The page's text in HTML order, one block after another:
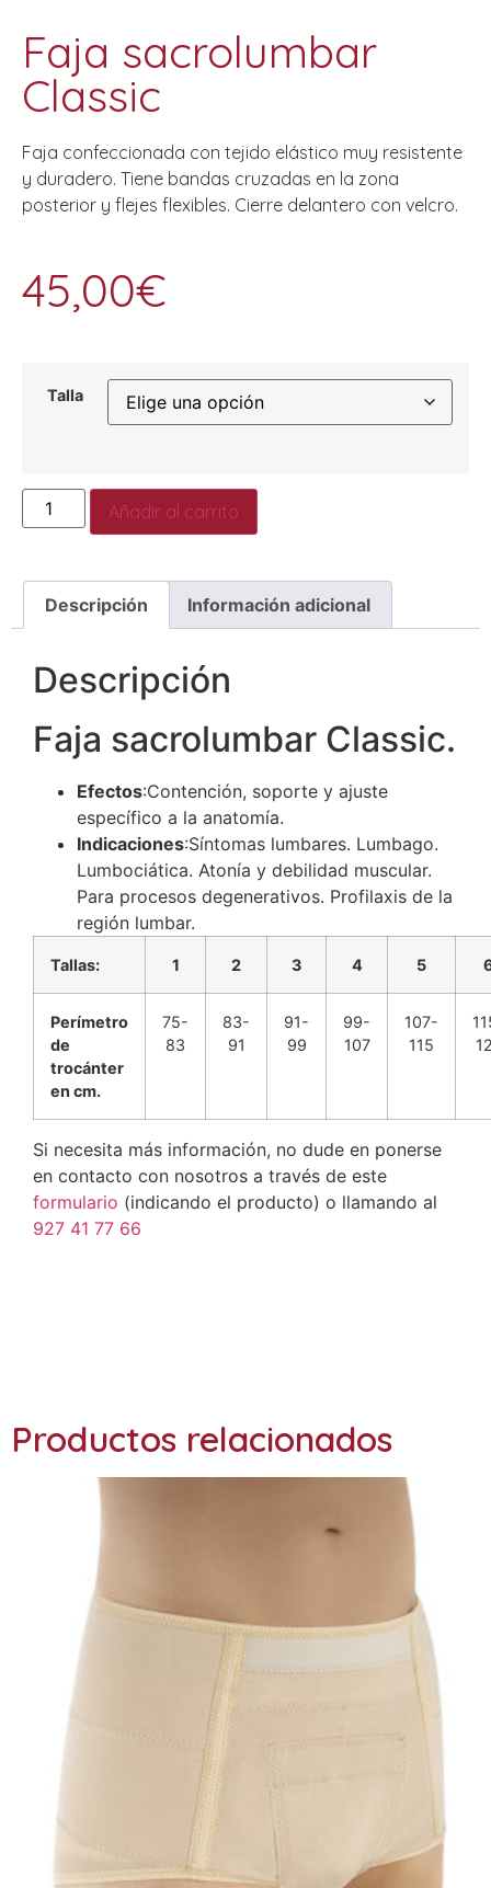
Faja sacrolumbar
Classic
Faja confeccionada con tejido elástico muy resistente
y duradero. Tiene bandas cruzadas en la zona
posterior y flejes flexibles. Cierre delantero con velcro.
45,00€
Talla
Añadir al carrito
Descripción Información adicional
Descripción
Faja sacrolumbar Classic.
Efectos:Contención, soporte y ajuste
específico a la anatomía.
Indicaciones:Síntomas lumbares. Lumbago.
Lumbociática. Atonía y debilidad muscular.
Para procesos degenerativos. Profilaxis de la
región lumbar.
Tallas: 1 2 3 4 5
Perímetro
de
trocánter
en cm.
75-
83
83-
91
91-
99
99-
107
107-
115
Si necesita más información, no dude en ponerse
en contacto con nosotros a través de este
formulario (indicando el producto) o llamando al
927 41 77 66
Productos relacionados